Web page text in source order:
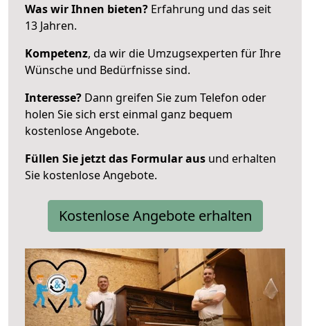
Was wir Ihnen bieten? Erfahrung und das seit
13 Jahren.
Kompetenz, da wir die Umzugsexperten für Ihre
Wünsche und Bedürfnisse sind.
Interesse? Dann greifen Sie zum Telefon oder
holen Sie sich erst einmal ganz bequem
kostenlose Angebote.
Füllen Sie jetzt das Formular aus und erhalten
Sie kostenlose Angebote.
Kostenlose Angebote erhalten